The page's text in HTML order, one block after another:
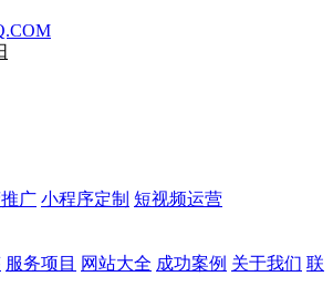
广 小程序定制 短视频运营
服务项目 网站大全 成功案例 关于我们 联